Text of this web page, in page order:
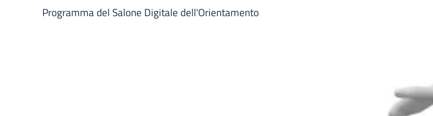
Programma del Salone Digitale dell'Orientamento